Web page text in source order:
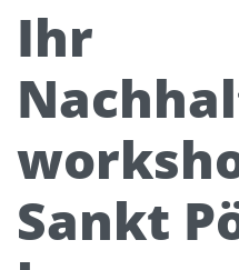
Ihr
Sankt